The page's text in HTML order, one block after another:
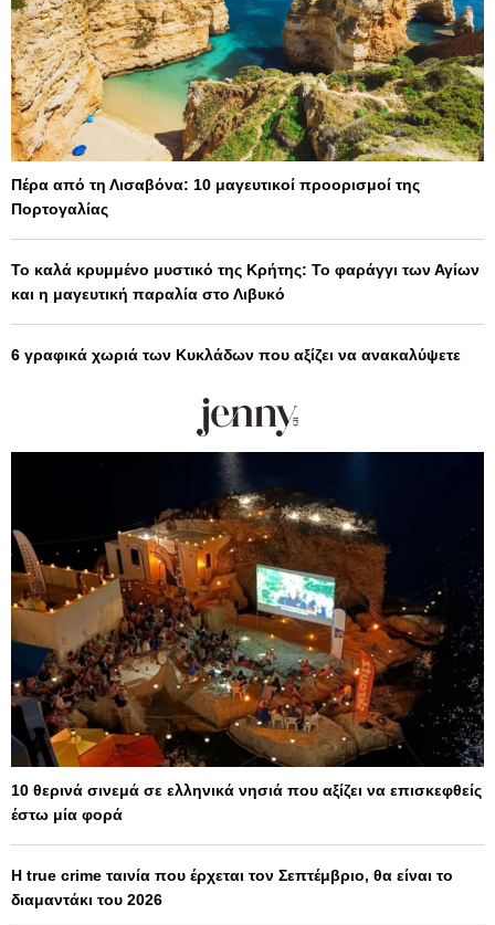
Πέρα από τη Λισαβόνα: 10 μαγευτικοί προορισμοί της
Πορτογαλίας
Το καλά κρυμμένο μυστικό της Κρήτης: Το φαράγγι των Αγίων
και η μαγευτική παραλία στο Λιβυκό
6 γραφικά χωριά των Κυκλάδων που αξίζει να ανακαλύψετε
10 θερινά σινεμά σε ελληνικά νησιά που αξίζει να επισκεφθείς
έστω μία φορά
Η true crime ταινία που έρχεται τον Σεπτέμβριο, θα είναι το
διαμαντάκι του 2026